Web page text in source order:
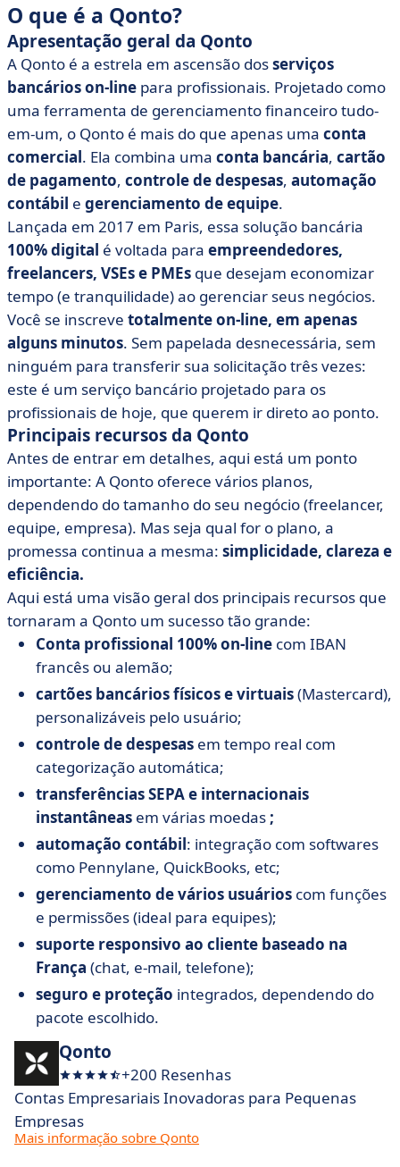
O que é a Qonto?
Apresentação geral da Qonto
A Qonto é a estrela em ascensão dosserviços
bancários on-line para profissionais. Projetado como
uma ferramenta de gerenciamento financeiro tudo-
em-um, o Qonto é mais do que apenas uma conta
comercial. Ela combina uma conta bancária, cartão
de pagamento, controle de despesas, automação
contábil e gerenciamento de equipe.
Lançada em 2017 em Paris, essa solução bancária
100% digital é voltada para empreendedores,
freelancers, VSEs e PMEs que desejam economizar
tempo (e tranquilidade) ao gerenciar seus negócios.
Você se inscreve totalmente on-line, em apenas
alguns minutos. Sem papelada desnecessária, sem
ninguém para transferir sua solicitação três vezes:
este é um serviço bancário projetado para os
profissionais de hoje, que querem ir direto ao ponto.
Principais recursos da Qonto
Antes de entrar em detalhes, aqui está um ponto
importante: A Qonto oferece vários planos,
dependendo do tamanho do seu negócio (freelancer,
equipe, empresa). Mas seja qual for o plano, a
promessa continua a mesma: simplicidade, clareza e
eficiência.
Aqui está uma visão geral dos principais recursos que
tornaram a Qonto um sucesso tão grande:
Conta profissional 100% on-line com IBAN
francês ou alemão;
cartões bancários físicos e virtuais(Mastercard),
personalizáveis pelo usuário;
controle de despesas em tempo real com
categorização automática;
transferências SEPA e internacionais
instantâneas em várias moedas ;
automação contábil: integração com softwares
como Pennylane, QuickBooks, etc;
gerenciamento de vários usuários com funções
e permissões (ideal para equipes);
suporte responsivo ao cliente baseado na
França (chat, e-mail, telefone);
seguro e proteção integrados, dependendo do
pacote escolhido.
Qonto
+200 Resenhas
Contas Empresariais Inovadoras para Pequenas
Empresas
Mais informação sobre Qonto